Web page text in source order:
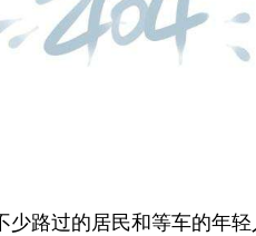
少路过的居民和等车的年